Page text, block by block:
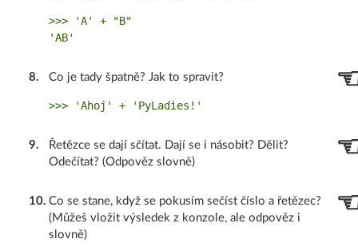
>>> 'A' + "B"
8. Co je tady špatně? Jak to spravit?
9.
Řetězce se dají sčítat. Dají se i násobit? Dělit?
Odečítat? (Odpověz slovně)
10. Co se stane, když se pokusím sečíst číslo a řetězec?
(Můžeš vložit výsledek z konzole, ale odpověz i
slovně)